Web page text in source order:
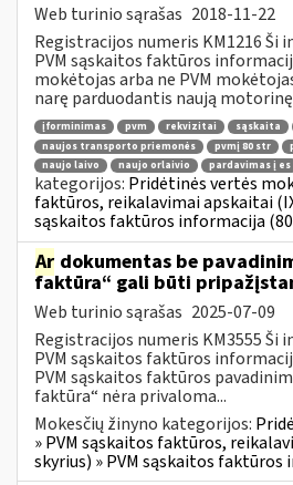
Web turinio sąrašas 2018-11-22
Registracijos numeris KM1216 Ši
PVM sąskaitos faktūros
mokėtojas arba ne PVM
narę parduodantis naują
įforminimas pvm rekvizitai sąskaita
naujos transporto priemonės
pvmį 80 str
naujo laivo
naujo orlaivio pardavimas į es
kategorijos: Pridėtinės vertės
faktūros, reikalavimai apskaitai
sąskaitos faktūros informacija
Ar dokumentas be
faktūra“ gali būti
Web turinio sąrašas 2025-07-09
Registracijos numeris KM3555 Ši
PVM sąskaitos faktūros
PVM sąskaitos faktūros
faktūra“ nėra privaloma...
Mokesčių žinyno kategorijos:
» PVM sąskaitos faktūros,
skyrius) » PVM sąskaitos faktūros